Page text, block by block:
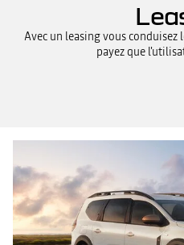
Avec un leasing vous conduisez
payez que